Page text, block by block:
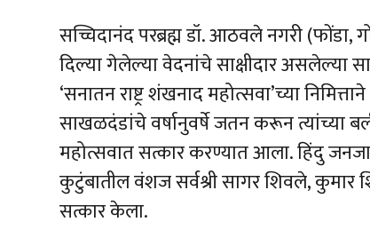
सच्चिदानंद परब्रह्म डॉ. आठवले नगरी (फोंडा,
दिल्या गेलेल्या वेदनांचे साक्षीदार असलेल्या
‘सनातन राष्ट्र शंखनाद महोत्सवा’च्या
साखळदंडांचे वर्षानुवर्षे जतन करून त्यांच्या
महोत्सवात सत्कार करण्यात आला. हिंदु
कुटुंबातील वंशज सर्वश्री सागर शिवले,
सत्कार केला.